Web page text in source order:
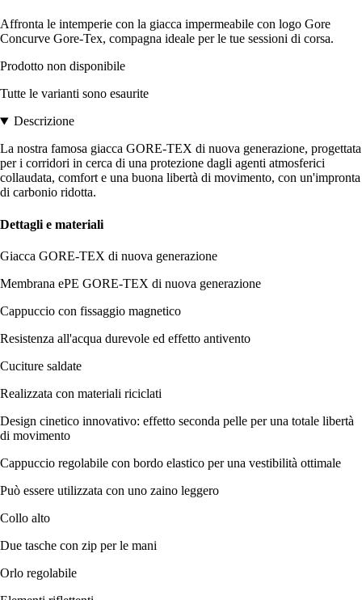
Affronta le intemperie con la giacca impermeabile con logo Gore
Concurve Gore-Tex, compagna ideale per le tue sessioni di corsa.
Prodotto non disponibile
Tutte le varianti sono esaurite
Descrizione
La nostra famosa giacca GORE-TEX di nuova generazione, progettata
per i corridori in cerca di una protezione dagli agenti atmosferici
collaudata, comfort e una buona libertà di movimento, con un'impronta
di carbonio ridotta.
Dettagli e materiali
Giacca GORE-TEX di nuova generazione
Membrana ePE GORE-TEX di nuova generazione
Cappuccio con fissaggio magnetico
Resistenza all'acqua durevole ed effetto antivento
Cuciture saldate
Realizzata con materiali riciclati
Design cinetico innovativo: effetto seconda pelle per una totale libertà
di movimento
Cappuccio regolabile con bordo elastico per una vestibilità ottimale
Può essere utilizzata con uno zaino leggero
Collo alto
Due tasche con zip per le mani
Orlo regolabile